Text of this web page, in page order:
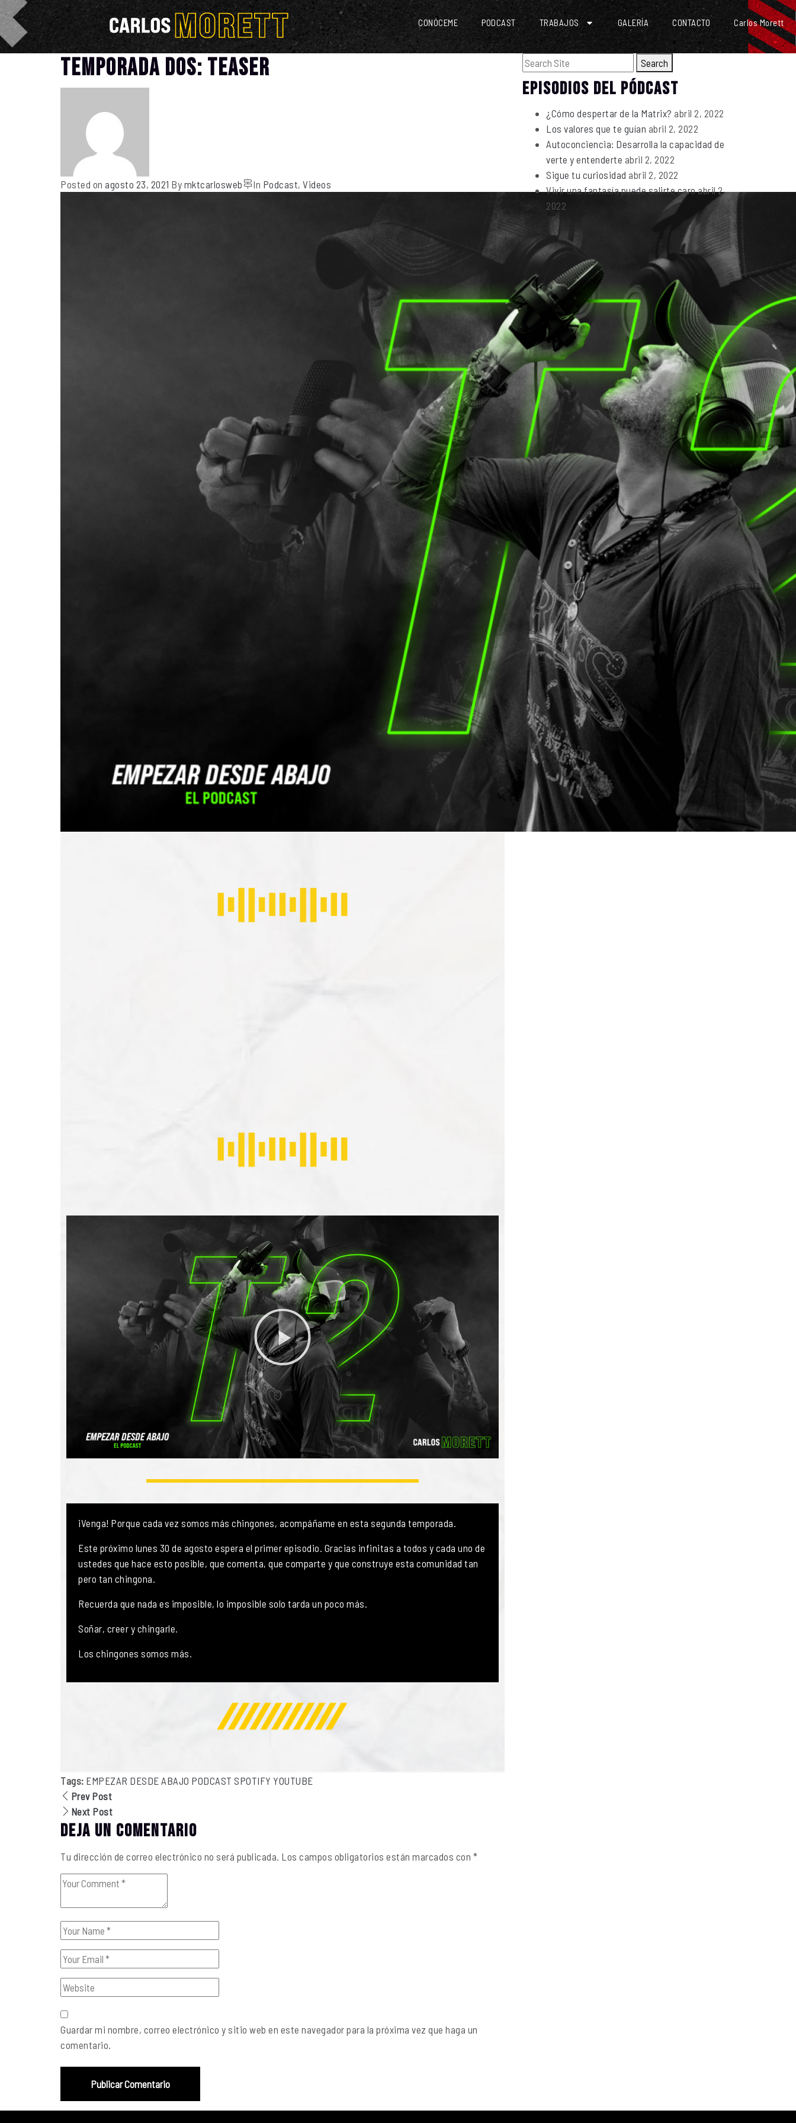
CONÓCEME PODCAST TRABAJOS GALERÍA CONTACTO Carlos Morett
TEMPORADA DOS: TEASER
Posted on agosto 23, 2021 By mktcarlosweb In Podcast, Videos
¡Venga! Porque cada vez somos más chingones, acompáñame en esta segunda temporada.
Este próximo lunes 30 de agosto espera el primer episodio. Gracias infinitas a todos y cada uno de
ustedes que hace esto posible, que comenta, que comparte y que construye esta comunidad tan
pero tan chingona.
Recuerda que nada es imposible, lo imposible solo tarda un poco más.
Soñar, creer y chingarle.
Los chingones somos más.
Tags: EMPEZAR DESDE ABAJO PODCAST SPOTIFY YOUTUBE
Prev Post
Next Post
Deja un comentario
Tu dirección de correo electrónico no será publicada. Los campos obligatorios están marcados con *
Guardar mi nombre, correo electrónico y sitio web en este navegador para la próxima vez que haga un
comentario.
Publicar Comentario
Search
EPISODIOS DEL PÓDCAST
¿Cómo despertar de la Matrix? abril 2, 2022
Los valores que te guían abril 2, 2022
Autoconciencia: Desarrolla la capacidad de
verte y entenderte abril 2, 2022
Sigue tu curiosidad abril 2, 2022
Vivir una fantasía puede salirte caroabril 2,
2022